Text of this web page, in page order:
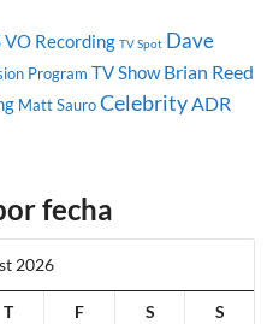
VO Recording TV Spot Dave
Program TV Show Brian Reed
Matt SauroCelebrityADR
fecha
2026
T F S S